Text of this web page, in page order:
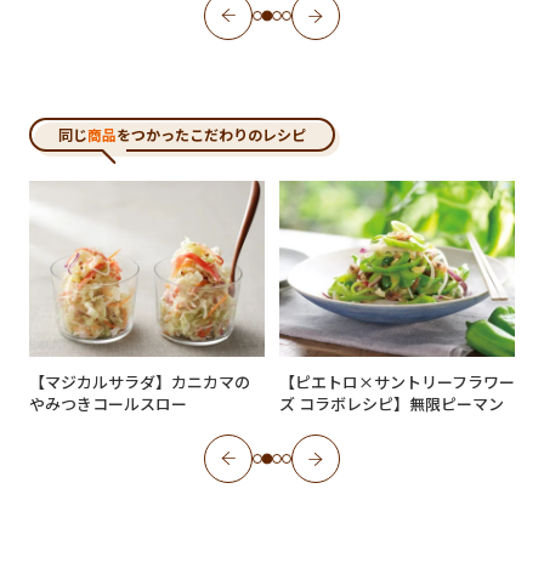
同じ商品をつかったこだわりのレシピ
【マジカルサラダ】カニカマの
やみつきコールスロー
【ピエトロ×サントリーフラワー
ズ コラボレシピ】無限ピーマン